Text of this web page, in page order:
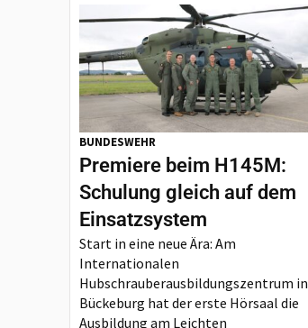
BUNDESWEHR
Premiere beim H145M:
Schulung gleich auf dem
Einsatzsystem
Start in eine neue Ära: Am
Internationalen
Hubschrauberausbildungszentrum in
Bückeburg hat der erste Hörsaal die
Ausbildung am Leichten